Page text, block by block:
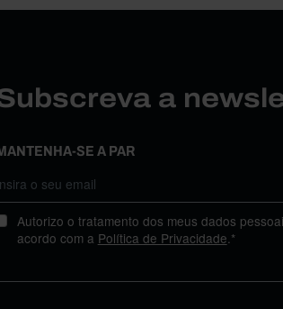
a
SE A PAR
Autorizo o tratamento dos meus dados
acordo com a Política de Privacidade .*